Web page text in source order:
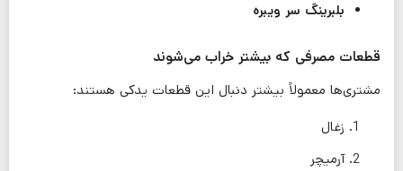
بلبرینگ سر ویبره
قطعات مصرفی که بیشتر خراب می‌شوند
مشتری‌ها معمولاً بیشتر دنبال این قطعات یدکی هستند:
زغال
آرمیچر